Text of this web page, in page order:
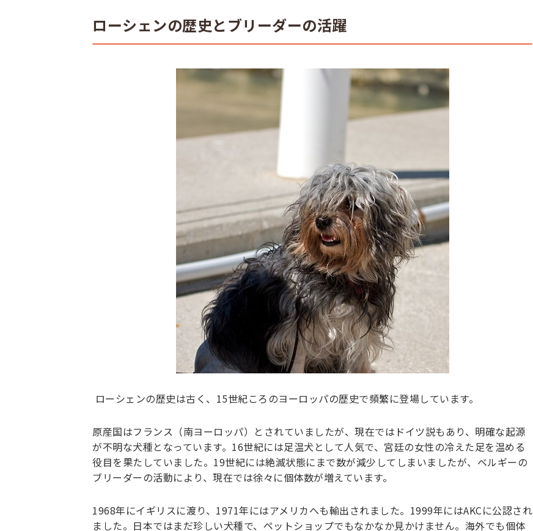
ローシェンの歴史とブリーダーの活躍
ローシェンの歴史は古く、15世紀ころのヨーロッパの歴史で頻繁に登場しています。
原産国はフランス（南ヨーロッパ）とされていましたが、現在ではドイツ説もあり、明確な起源
が不明な犬種となっています。16世紀には足温犬として人気で、宮廷の女性の冷えた足を温める
役目を果たしていました。19世紀には絶滅状態にまで数が減少してしまいましたが、ベルギーの
ブリーダーの活動により、現在では徐々に個体数が増えています。
1968年にイギリスに渡り、1971年にはアメリカへも輸出されました。1999年にはAKCに公認され
ました。日本ではまだ珍しい犬種で、ペットショップでもなかなか見かけません。海外でも個体